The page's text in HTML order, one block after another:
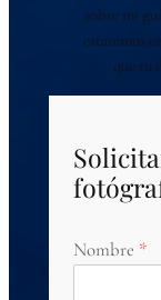
sobre mi
estaremos
que tu
Nombre